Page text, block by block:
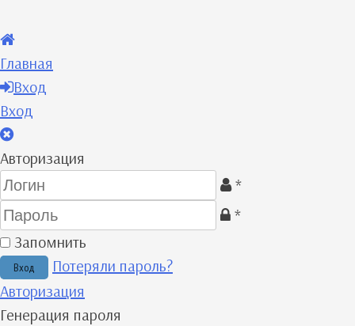
Главная
Вход
Вход
Авторизация
*
*
Запомнить
Потеряли пароль?
Авторизация
Генерация пароля